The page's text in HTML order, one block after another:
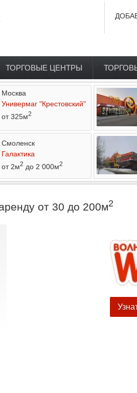
ТОРГОВЫЕ ЦЕНТРЫ
Москва
Универмаг "Крестовский"
от 325м2
Смоленск
Галактика
от 2м2 до 2 000м2
от 30 до 200м2